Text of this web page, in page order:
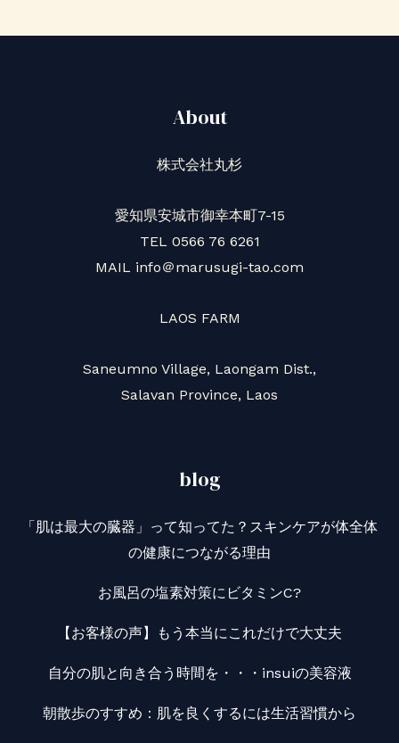
し
About
株式会社丸杉
愛知県安城市御幸本町7-15
TEL 0566 76 6261
MAIL info＠marusugi-tao.com
LAOS FARM
Saneumno Village, Laongam Dist.,
Salavan Province, Laos
blog
「肌は最大の臓器」って知ってた？スキンケアが体全体
の健康につながる理由
お風呂の塩素対策にビタミンC?
【お客様の声】もう本当にこれだけで大丈夫
自分の肌と向き合う時間を・・・insuiの美容液
朝散歩のすすめ：肌を良くするには生活習慣から